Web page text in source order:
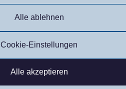
Alle ablehnen
Cookie-Einstellungen
Alle akzeptieren